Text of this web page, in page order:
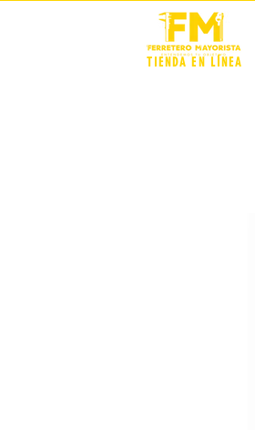
TIENDA EN LÍNEA